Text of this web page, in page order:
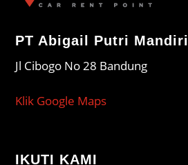
PT Abigail Putri Mandiri
Jl Cibogo No 28 Bandung
Klik Google Maps
IKUTI KAMI